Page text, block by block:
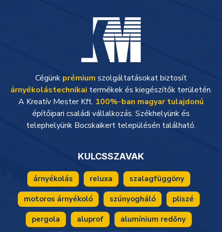
Cégünk prémium szolgáltatásokat biztosít
árnyékolástechnikai termékek és kiegészítők területén.
A Kreatív Mester Kft. 100%-ban magyar tulajdonú
építőipari családi vállalkozás. Székhelyünk és
telephelyünk Bocskaikert településén található.
KULCSSZAVAK
árnyékolás reluxa szalagfüggöny
motoros árnyékoló szúnyogháló pliszé
pergola aluprof alumínium redőny